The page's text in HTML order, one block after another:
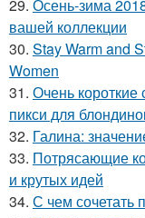
29. Осень-зима
вашей коллекции
30. Stay Warm and
Women
31. Очень короткие
пикси для
32. Галина:
33. Потрясающие
и крутых идей
34. С чем сочетать